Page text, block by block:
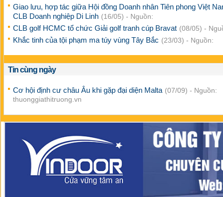
Giao lưu, hợp tác giữa Hội đồng Doanh nhân Tiên phong Việt
CLB Doanh nghiệp Di Linh (16/05) - Nguồn:
CLB golf HCMC tổ chức Giải golf tranh cúp Bravat (08/05) -
Khắc tinh của tội phạm ma túy vùng Tây Bắc (23/03) - Nguồn:
Tin cùng ngày
Cơ hội định cư châu Âu khi gặp đại diện Malta (07/09) - Nguồn:
thuonggiathitruong.vn